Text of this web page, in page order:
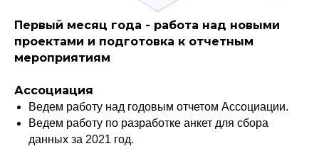
Первый месяц года - работа над новыми
проектами и подготовка к отчетным
мероприятиям
Ассоциация
Ведем работу над годовым отчетом Ассоциации.
Ведем работу по разработке анкет для сбора
данных за 2021 год.